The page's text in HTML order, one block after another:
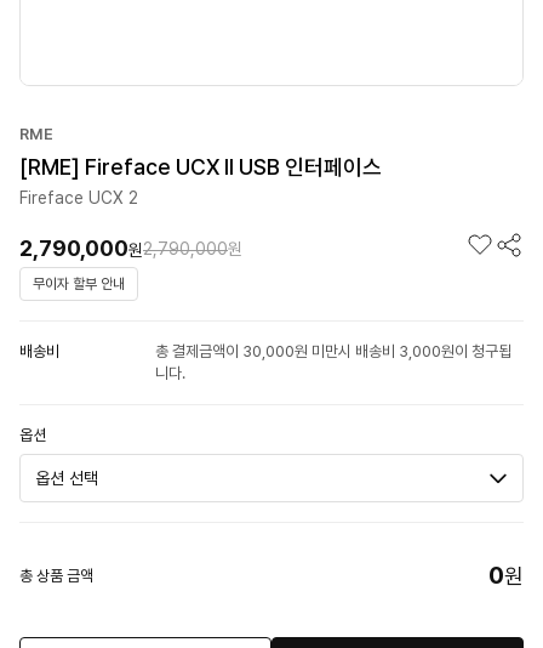
RME
[RME] Fireface UCX ll USB 인터페이스
Fireface UCX 2
2,790,000원2,790,000원
무이자 할부 안내
배송비
총 결제금액이 30,000원 미만시 배송비 3,000원이 청구됩
니다.
옵션
총 상품 금액 0원